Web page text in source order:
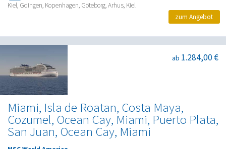
Kiel, Gdingen, Kopenhagen, Göteborg, Arhus, Kiel
zum Angebot
Miami, Isla de Roatan, Costa Maya,
Cozumel, Ocean Cay, Miami, Puerto Plata,
San Juan, Ocean Cay, Miami
ab 1.284,00 €